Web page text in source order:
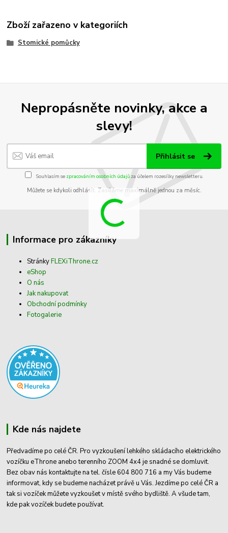
Zboží zařazeno v kategoriích
Stomické pomůcky
Nepropásněte novinky, akce a
slevy!
Přihlásit se
Souhlasím se zpracováním osobních údajůza účelem rozesílky newsletteru.
Můžete se kdykoli odhlásit. Zasíláme maximálně jednou za měsíc.
Informace pro zákazníky
StránkyFLEXiThrone.cz
eShop
O nás
Jak nakupovat
Obchodní podmínky
Fotogalerie
Kde nás najdete
Předvadíme po celé ČR. Pro vyzkoušení lehkého skládacího elektrického
vozíčku eThrone anebo terenního ZOOM 4x4 je snadné se domluvit.
Bez obav nás kontaktujte na tel. čísle 604 800 716 a my Vás budeme
informovat, kdy se budeme nacházet právě u Vás. Jezdíme po celé ČR a
tak si vozíček můžete vyzkoušet v místě svého bydliště. A všude tam,
kde pak vozíček budete používat.